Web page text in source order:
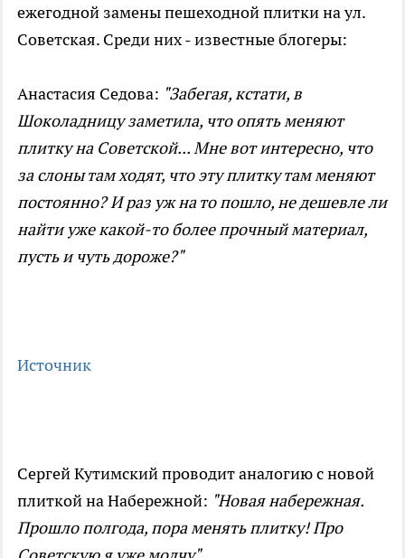
ежегодной замены пешеходной плитки на ул.
Советская. Среди них - известные блогеры:
Анастасия Седова: "Забегая, кстати, в
Шоколадницу заметила, что опять меняют
плитку на Советской... Мне вот интересно, что
за слоны там ходят, что эту плитку там меняют
постоянно? И раз уж на то пошло, не дешевле ли
найти уже какой-то более прочный материал,
пусть и чуть дороже?"
Источник
Сергей Кутимский проводит аналогию с новой
плиткой на Набережной: "Новая набережная.
Прошло полгода, пора менять плитку! Про